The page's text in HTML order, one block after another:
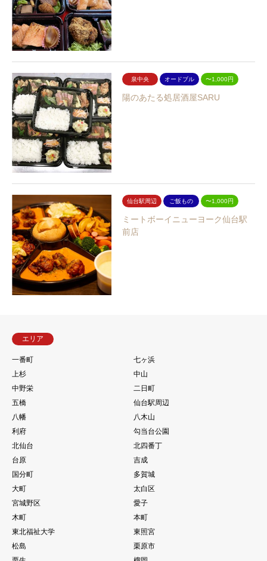
泉中央 オードブル 〜1,000円
陽のあたる処居酒屋SARU
仙台駅周辺 ご飯もの 〜1,000円
ミートボーイニューヨーク仙台駅
前店
エリア
一番町
七ヶ浜
上杉
中山
中野栄
二日町
五橋
仙台駅周辺
八幡
八木山
利府
勾当台公園
北仙台
北四番丁
台原
吉成
国分町
多賀城
大町
太白区
宮城野区
愛子
木町
本町
東北福祉大学
東照宮
松島
栗原市